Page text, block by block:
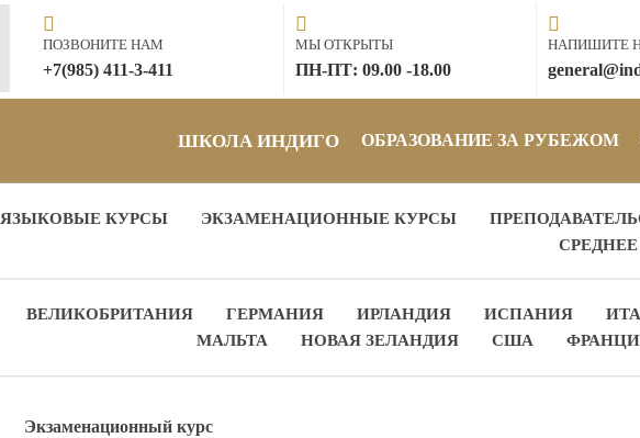
ПОЗВОНИТЕ НАМ
+7(985) 411-3-411
МЫ ОТКРЫТЫ
ПН-ПТ: 09.00 -18.00
НАПИШИТЕ
ШКОЛА ИНДИГО ОБРАЗОВАНИЕ ЗА РУБЕЖОМ
ЯЗЫКОВЫЕ КУРСЫ ЭКЗАМЕНАЦИОННЫЕ КУРСЫ
ВЕЛИКОБРИТАНИЯ ГЕРМАНИЯ ИРЛАНДИЯ ИСПАНИЯ
МАЛЬТА
НОВАЯ ЗЕЛАНДИЯ США
Экзаменационный курс